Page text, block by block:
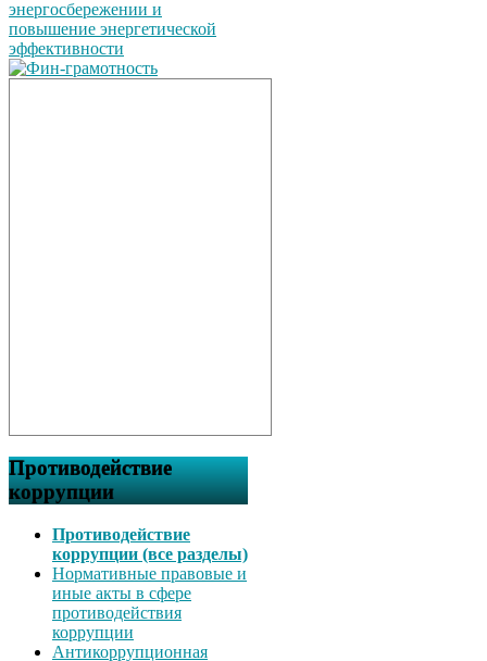
Противодействие
коррупции
Противодействие
коррупции (все разделы)
Нормативные правовые и
иные акты в сфере
противодействия
коррупции
Антикоррупционная